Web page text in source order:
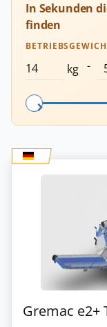
In Sekunden
finden
kg -
Gremac e2+